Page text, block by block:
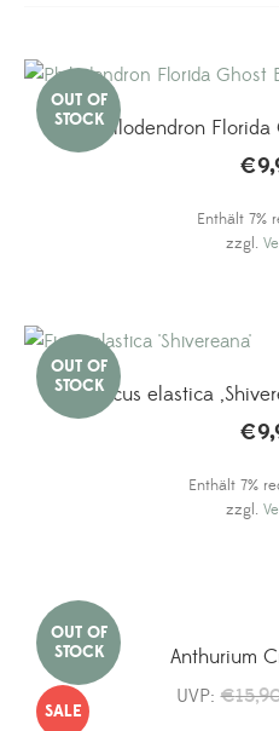
Philodendron
€
Enthält 7%
zzgl.
Ficus elastica
€
Enthält 7%
zzgl.
SALE
Anthurium
UVP: €